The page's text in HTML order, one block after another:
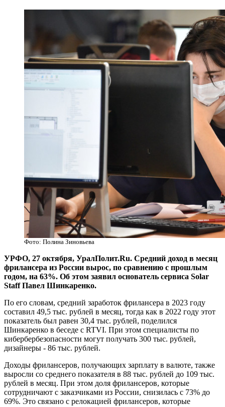
Фото: Полина Зиновьева
УРФО, 27 октября, УралПолит.Ru. Средний доход в месяц
фрилансера из России вырос, по сравнению с прошлым
годом, на 63%. Об этом заявил основатель сервиса Solar
Staff Павел Шинкаренко.
По его словам, средний заработок фрилансера в 2023 году
составил 49,5 тыс. рублей в месяц, тогда как в 2022 году этот
показатель был равен 30,4 тыс. рублей, поделился
Шинкаренко в беседе с RTVI. При этом специалисты по
кибербеpбезопасности могут получать 300 тыс. рублей,
дизайнеры - 86 тыс. рублей.
Доходы фрилансеров, получающих зарплату в валюте, также
выросли со среднего показателя в 88 тыс. рублей до 109 тыс.
рублей в месяц. При этом доля фрилансеров, которые
сотрудничают с заказчиками из России, снизилась с 73% до
69%. Это связано с релокацией фрилансеров, которые